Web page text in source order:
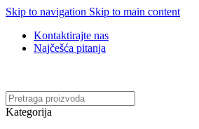
Skip to navigation Skip to main content
Kontaktirajte nas
Najčešća pitanja
Kategorija